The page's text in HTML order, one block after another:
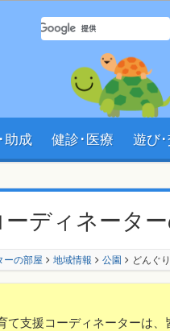
サイト内 検索フォーム
助成 健診･医療 遊び
ディネータ
ーの部屋 地域情報 公園 どんぐ
て支援コーディネーターは